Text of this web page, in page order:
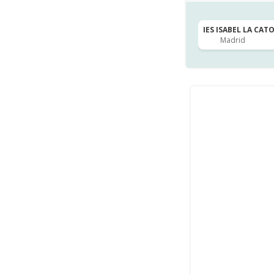
IES ISABEL LA
Madrid